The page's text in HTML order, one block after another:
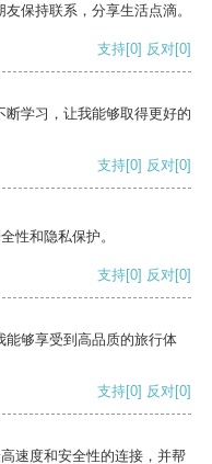
保持联系，分享生活点滴。
支持[0] 反对[0]
学习，让我能够取得更好的
支持[0] 反对[0]
性和隐私保护。
支持[0] 反对[0]
能够享受到高品质的旅行体
支持[0] 反对[0]
速度和安全性的连接，并帮